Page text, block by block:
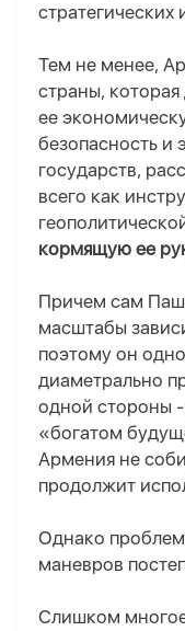
стратегических
Тем не менее,
страны,
ее
безопасность и
государств,
всего как
кормящую ее
Причем сам
масштабы
поэтому он
диаметрально
одной стороны
«богатом
Армения не
продолжит
Однако
маневров
Слишком